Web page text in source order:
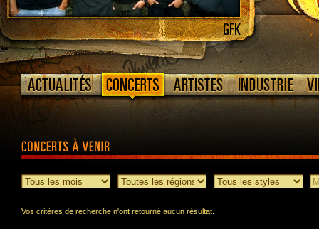
Vos critères de recherche n'ont retourné aucun résultat.